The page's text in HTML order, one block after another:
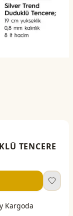
TENCERE
Kargoda